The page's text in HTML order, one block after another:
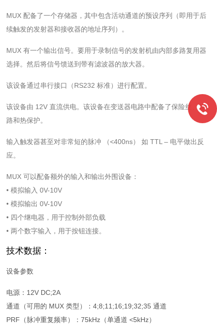
MUX 配备了一个存储器，其中包含活动通道的预设序列（即用于后
续触发的发射器和接收器的地址序列）。
MUX 有一个输出信号。要用于录制信号的发射机由内部多路复用器
选择。然后将信号馈送到带有滤波器的放大器。
该设备通过串行接口（RS232 标准）进行配置。
该设备由 12V 直流供电。该设备在变送器电路中配备了保险丝、短
路和热保护。
输入触发器甚至对非常短的脉冲 （<400ns） 如 TTL – 电平做出反
应。
MUX 可以配备额外的输入和输出外围设备：
• 模拟输入 0V-10V
• 模拟输出 0V-10V
• 四个继电器，用于控制外部负载
• 两个数字输入，用于按钮连接。
技术数据：
设备参数
电源：12V DC;2A
通道（可用的 MUX 类型）：4;8;11;16;19;32;35 通道
PRF（脉冲重复频率）：75kHz（单通道 <5kHz）